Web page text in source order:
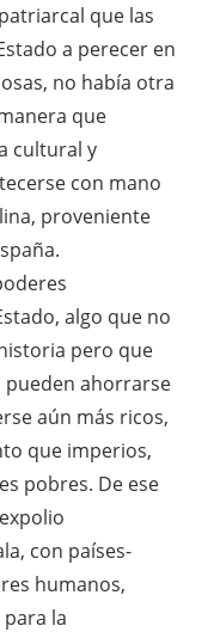
que las
a perecer en
no había otra
que
cultural y
con mano
proveniente
algo que no
pero que
pueden ahorrarse
aún más ricos,
que imperios,
pobres. De ese
con países-
humanos,
la